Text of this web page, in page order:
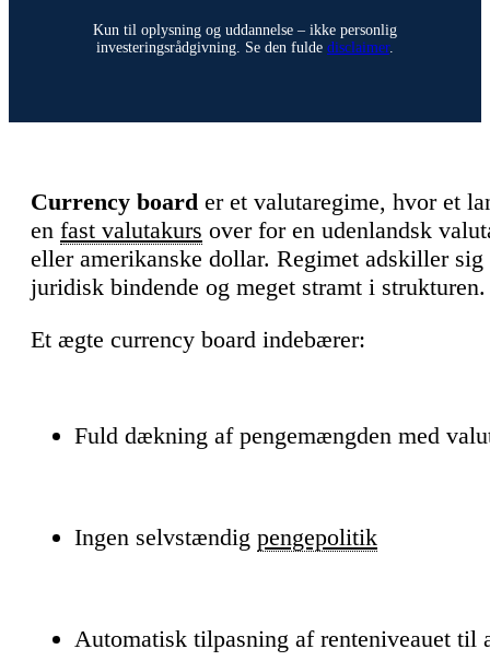
Kun til oplysning og uddannelse – ikke personlig
investeringsrådgivning. Se den fulde disclaimer.
Currency board er et valutaregime, hvor et
en fast valutakurs over for en udenlandsk
eller amerikanske dollar. Regimet adskiller
juridisk bindende og meget stramt i strukturen.
Et ægte currency board indebærer:
Fuld dækning af pengemængden med
Ingen selvstændig pengepolitik
Automatisk tilpasning af renteniveauet til